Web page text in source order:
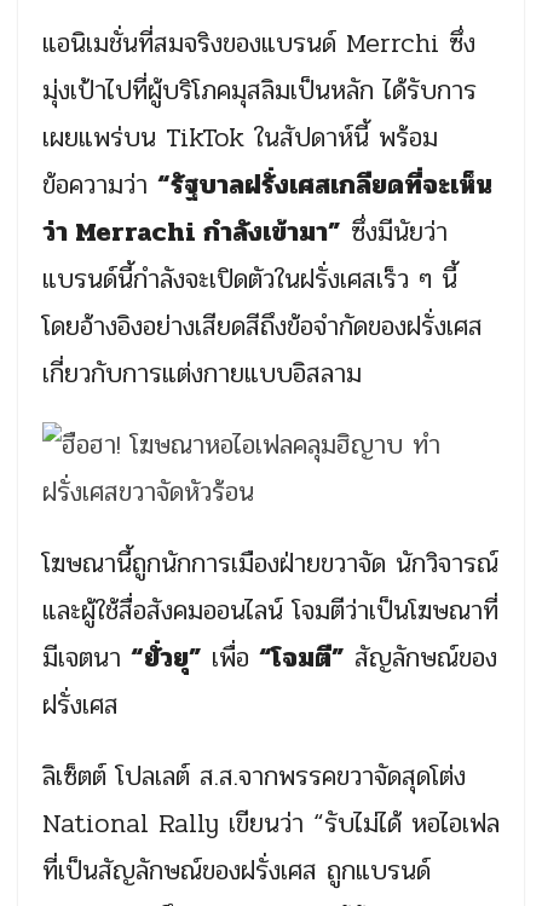
แอนิเมชั่นที่สมจริงของแบรนด์ Merrchi ซึ่ง
มุ่งเป้าไปที่ผู้บริโภคมุสลิมเป็นหลัก ได้รับการ
เผยแพร่บน TikTok ในสัปดาห์นี้ พร้อม
ข้อความว่า “รัฐบาลฝรั่งเศสเกลียดที่จะเห็น
ว่า Merrachi กำลังเข้ามา” ซึ่งมีนัยว่า
แบรนด์นี้กำลังจะเปิดตัวในฝรั่งเศสเร็ว ๆ นี้
โดยอ้างอิงอย่างเสียดสีถึงข้อจำกัดของฝรั่งเศส
เกี่ยวกับการแต่งกายแบบอิสลาม
โฆษณานี้ถูกนักการเมืองฝ่ายขวาจัด นักวิจารณ์
และผู้ใช้สื่อสังคมออนไลน์ โจมตีว่าเป็นโฆษณาที่
มีเจตนา “ยั่วยุ” เพื่อ “โจมตี” สัญลักษณ์ของ
ฝรั่งเศส
ลิเซ็ตต์ โปลเลต์ ส.ส.จากพรรคขวาจัดสุดโต่ง
National Rally เขียนว่า “รับไม่ได้ หอไอเฟล
ที่เป็นสัญลักษณ์ของฝรั่งเศส ถูกแบรนด์